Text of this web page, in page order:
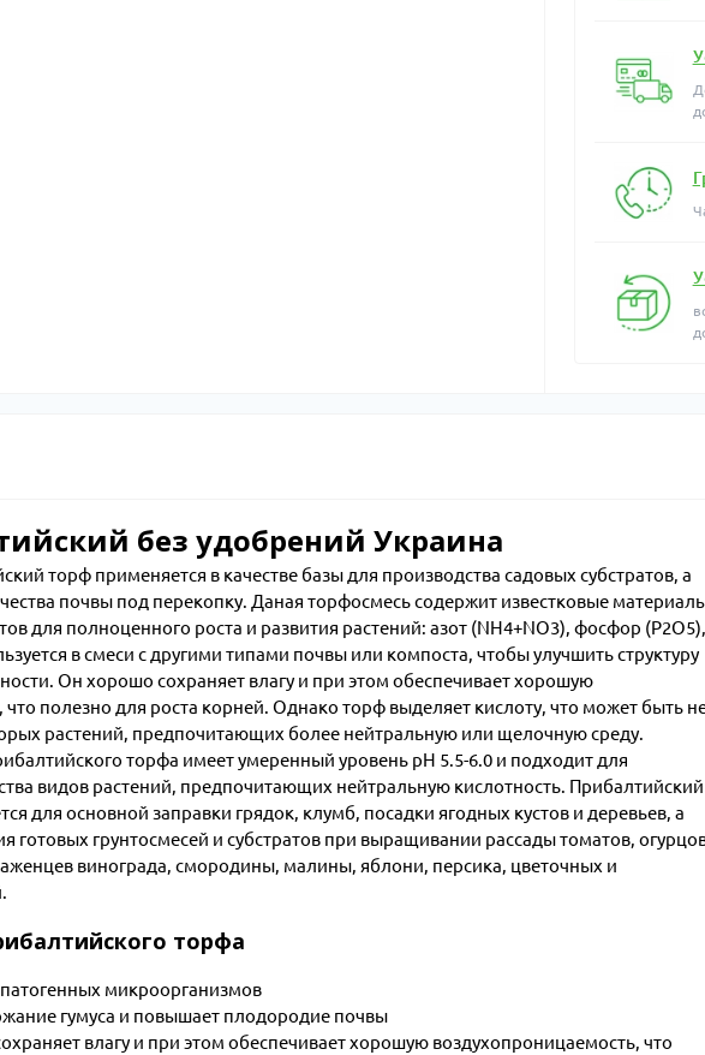
без удобрений Украина
торф применяется в качестве базы для производства садовых субстратов, а
почвы под перекопку. Даная торфосмесь содержит известковые
для полноценного роста и развития растений: азот (NH4+NO3), фосфор (P2O5),
в смеси с другими типами почвы или компоста, чтобы улучшить структуру
Он хорошо сохраняет влагу и при этом обеспечивает хорошую
полезно для роста корней. Однако торф выделяет кислоту, что может быть
растений, предпочитающих более нейтральную или щелочную среду.
торфа имеет умеренный уровень рН 5.5-6.0 и подходит для
видов растений, предпочитающих нейтральную кислотность. Прибалтийский
для основной заправки грядок, клумб, посадки ягодных кустов и деревьев, а
готовых грунтосмесей и субстратов при выращивании рассады томатов,
винограда, смородины, малины, яблони, персика, цветочных и
торфа
микроорганизмов
гумуса и повышает плодородие почвы
влагу и при этом обеспечивает хорошую воздухопроницаемость, что